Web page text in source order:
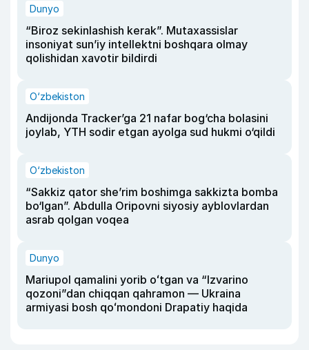
Dunyo
“Biroz sekinlashish kerak”. Mutaxassislar
insoniyat sun’iy intellektni boshqara olmay
qolishidan xavotir bildirdi
O‘zbekiston
Andijonda Tracker’ga 21 nafar bog‘cha bolasini
joylab, YTH sodir etgan ayolga sud hukmi o‘qildi
O‘zbekiston
“Sakkiz qator she’rim boshimga sakkizta bomba
bo‘lgan”. Abdulla Oripovni siyosiy ayblovlardan
asrab qolgan voqea
Dunyo
Mariupol qamalini yorib oʻtgan va “Izvarino
qozoni”dan chiqqan qahramon — Ukraina
armiyasi bosh qoʻmondoni Drapatiy haqida